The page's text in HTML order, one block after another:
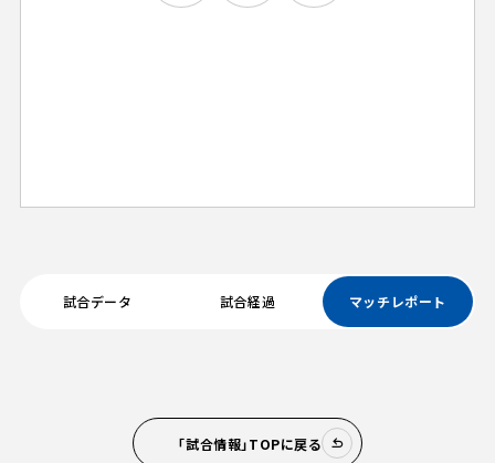
試合データ 試合経過 マッチレポート
「試合情報」TOPに戻る